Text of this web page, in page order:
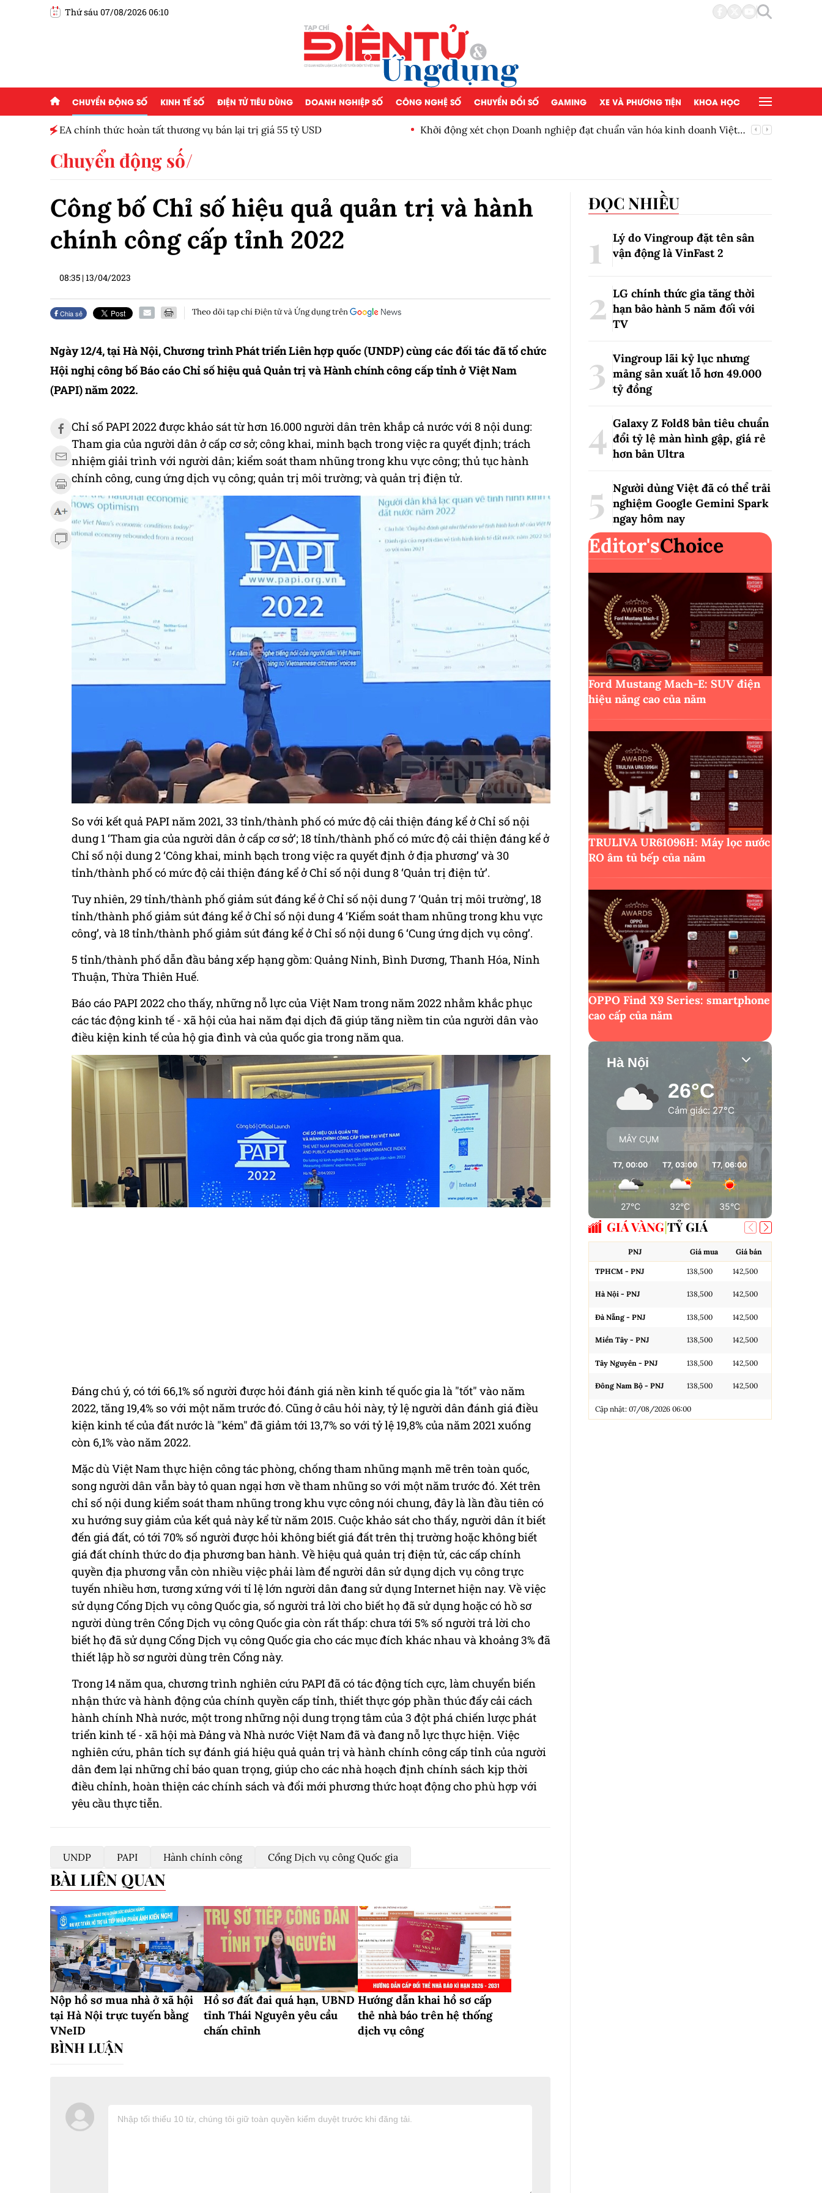
Thứ sáu 07/08/2026 06:10
CHUYỂN ĐỘNG SỐ KINH TẾ SỐ ĐIỆN TỬ TIÊU DÙNG DOANH NGHIỆP SỐ CÔNG NGHỆ SỐ CHUYỂN ĐỔI SỐ GAMING XE VÀ PHƯƠNG TIỆN KHOA HỌC
EA chính thức hoàn tất thương vụ bán lại trị giá 55 tỷ USD
Khởi động xét chọn Doanh nghiệp đạt chuẩn văn hóa kinh doanh Việt
Chuyển động số
Công bố Chỉ số hiệu quả quản trị và hành
chính công cấp tỉnh 2022
08:35 |13/04/2023
Chia sẻ Theo dõi tạp chí Điện tử và Ứng dụng trên
Ngày 12/4, tại Hà Nội, Chương trình Phát triển Liên hợp quốc (UNDP) cùng các đối tác đã tổ chức
Hội nghị công bố Báo cáo Chỉ số hiệu quả Quản trị và Hành chính công cấp tỉnh ở Việt Nam
(PAPI) năm 2022.
Chỉ số PAPI 2022 được khảo sát từ hơn 16.000 người dân trên khắp cả nước với 8 nội dung:
Tham gia của người dân ở cấp cơ sở; công khai, minh bạch trong việc ra quyết định; trách
nhiệm giải trình với người dân; kiểm soát tham nhũng trong khu vực công; thủ tục hành
chính công, cung ứng dịch vụ công; quản trị môi trường; và quản trị điện tử.
So với kết quả PAPI năm 2021, 33 tỉnh/thành phố có mức độ cải thiện đáng kể ở Chỉ số nội
dung 1 ‘Tham gia của người dân ở cấp cơ sở’; 18 tỉnh/thành phố có mức độ cải thiện đáng kể ở
Chỉ số nội dung 2 ‘Công khai, minh bạch trong việc ra quyết định ở địa phương’ và 30
tỉnh/thành phố có mức độ cải thiện đáng kể ở Chỉ số nội dung 8 ‘Quản trị điện tử’.
Tuy nhiên, 29 tỉnh/thành phố giảm sút đáng kể ở Chỉ số nội dung 7 ‘Quản trị môi trường’, 18
tỉnh/thành phố giảm sút đáng kể ở Chỉ số nội dung 4 ‘Kiểm soát tham nhũng trong khu vực
công’, và 18 tỉnh/thành phố giảm sút đáng kể ở Chỉ số nội dung 6 ‘Cung ứng dịch vụ công’.
5 tỉnh/thành phố dẫn đầu bảng xếp hạng gồm: Quảng Ninh, Bình Dương, Thanh Hóa, Ninh
Thuận, Thừa Thiên Huế.
Báo cáo PAPI 2022 cho thấy, những nỗ lực của Việt Nam trong năm 2022 nhằm khắc phục
các tác động kinh tế - xã hội của hai năm đại dịch đã giúp tăng niềm tin của người dân vào
điều kiện kinh tế của hộ gia đình và của quốc gia trong năm qua.
Đáng chú ý, có tới 66,1% số người được hỏi đánh giá nền kinh tế quốc gia là "tốt" vào năm
2022, tăng 19,4% so với một năm trước đó. Cũng ở câu hỏi này, tỷ lệ người dân đánh giá điều
kiện kinh tế của đất nước là "kém" đã giảm tới 13,7% so với tỷ lệ 19,8% của năm 2021 xuống
còn 6,1% vào năm 2022.
Mặc dù Việt Nam thực hiện công tác phòng, chống tham nhũng mạnh mẽ trên toàn quốc,
song người dân vẫn bày tỏ quan ngại hơn về tham nhũng so với một năm trước đó. Xét trên
chỉ số nội dung kiểm soát tham nhũng trong khu vực công nói chung, đây là lần đầu tiên có
xu hướng suy giảm của kết quả này kể từ năm 2015. Cuộc khảo sát cho thấy, người dân ít biết
đến giá đất, có tới 70% số người được hỏi không biết giá đất trên thị trường hoặc không biết
giá đất chính thức do địa phương ban hành. Về hiệu quả quản trị điện tử, các cấp chính
quyền địa phương vẫn còn nhiều việc phải làm để người dân sử dụng dịch vụ công trực
tuyến nhiều hơn, tương xứng với tỉ lệ lớn người dân đang sử dụng Internet hiện nay. Về việc
sử dụng Cổng Dịch vụ công Quốc gia, số người trả lời cho biết họ đã sử dụng hoặc có hồ sơ
người dùng trên Cổng Dịch vụ công Quốc gia còn rất thấp: chưa tới 5% số người trả lời cho
biết họ đã sử dụng Cổng Dịch vụ công Quốc gia cho các mục đích khác nhau và khoảng 3% đã
thiết lập hồ sơ người dùng trên Cổng này.
Trong 14 năm qua, chương trình nghiên cứu PAPI đã có tác động tích cực, làm chuyển biến
nhận thức và hành động của chính quyền cấp tỉnh, thiết thực góp phần thúc đẩy cải cách
hành chính Nhà nước, một trong những nội dung trọng tâm của 3 đột phá chiến lược phát
triển kinh tế - xã hội mà Đảng và Nhà nước Việt Nam đã và đang nỗ lực thực hiện. Việc
nghiên cứu, phân tích sự đánh giá hiệu quả quản trị và hành chính công cấp tỉnh của người
dân đem lại những chỉ báo quan trọng, giúp cho các nhà hoạch định chính sách kịp thời
điều chỉnh, hoàn thiện các chính sách và đổi mới phương thức hoạt động cho phù hợp với
yêu cầu thực tiễn.
UNDP PAPI Hành chính công Cổng Dịch vụ công Quốc gia
BÀI LIÊN QUAN
Nộp hồ sơ mua nhà ở xã hội
tại Hà Nội trực tuyến bằng
VNeID
Hồ sơ đất đai quá hạn, UBND
tỉnh Thái Nguyên yêu cầu
chấn chỉnh
Hướng dẫn khai hồ sơ cấp
thẻ nhà báo trên hệ thống
dịch vụ công
ĐỌC NHIỀU
Lý do Vingroup đặt tên sân
vận động là VinFast2
LG chính thức gia tăng thời
hạn bảo hành 5 năm đối với
TV
Vingroup lãi kỷ lục nhưng
mảng sản xuất lỗ hơn 49.000
tỷ đồng
Galaxy Z Fold8 bản tiêu chuẩn
đổi tỷ lệ màn hình gập, giá rẻ
hơn bản Ultra
Người dùng Việt đã có thể trải
nghiệm Google Gemini Spark
ngay hôm nay
Editor'sChoice
Ford Mustang Mach-E: SUV điện
hiệu năng cao của năm
TRULIVA UR61096H: Máy lọc nước
RO âm tủ bếp của năm
OPPO Find X9 Series: smartphone
cao cấp của năm
Hà Nội
26°C
Cảm giác: 27°C
MÂY CỤM
T7, 00:00
27°C
T7, 03:00
32°C
T7, 06:00
35°C
GIÁ VÀNG TỶ GIÁ
PNJ Giá mua Giá bán
TPHCM - PNJ 138,500 142,500
Hà Nội - PNJ 138,500 142,500
Đà Nẵng - PNJ 138,500 142,500
Miền Tây - PNJ 138,500 142,500
Tây Nguyên - PNJ 138,500 142,500
Đông Nam Bộ - PNJ 138,500 142,500
Cập nhật: 07/08/2026 06:00